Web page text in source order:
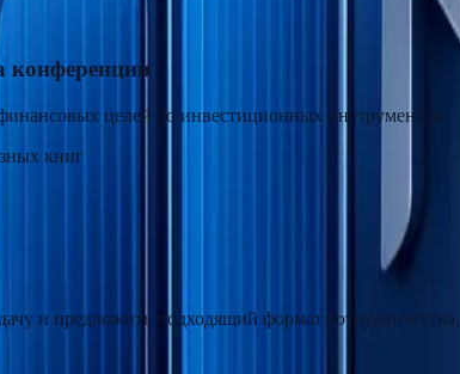
конференции
целей до инвестиционных инструментов
книг
и предложить подходящий формат сотрудничества.